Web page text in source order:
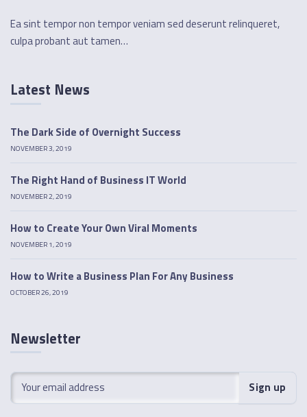
Ea sint tempor non tempor veniam sed deserunt relinqueret,
culpa probant aut tamen…
Latest News
The Dark Side of Overnight Success
NOVEMBER 3, 2019
The Right Hand of Business IT World
NOVEMBER 2, 2019
How to Create Your Own Viral Moments
NOVEMBER 1, 2019
How to Write a Business Plan For Any Business
OCTOBER 26, 2019
Newsletter